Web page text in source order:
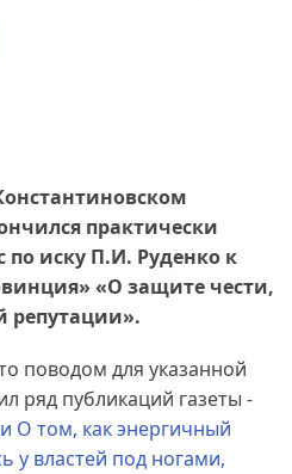
практически
по иску П.И. Руденко к
«О защите чести,
репутации».
поводом для указанной
ряд публикаций газеты -
О том, как энергичный
у властей под ногами,